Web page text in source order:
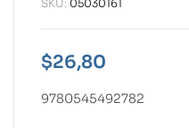
SKU: 05030161
$26,80
9780545492782